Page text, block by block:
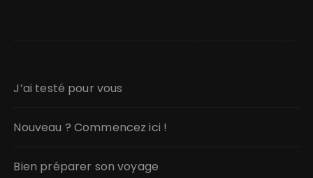
J’ai testé pour vous
Nouveau ? Commencez ici !
Bien préparer son voyage